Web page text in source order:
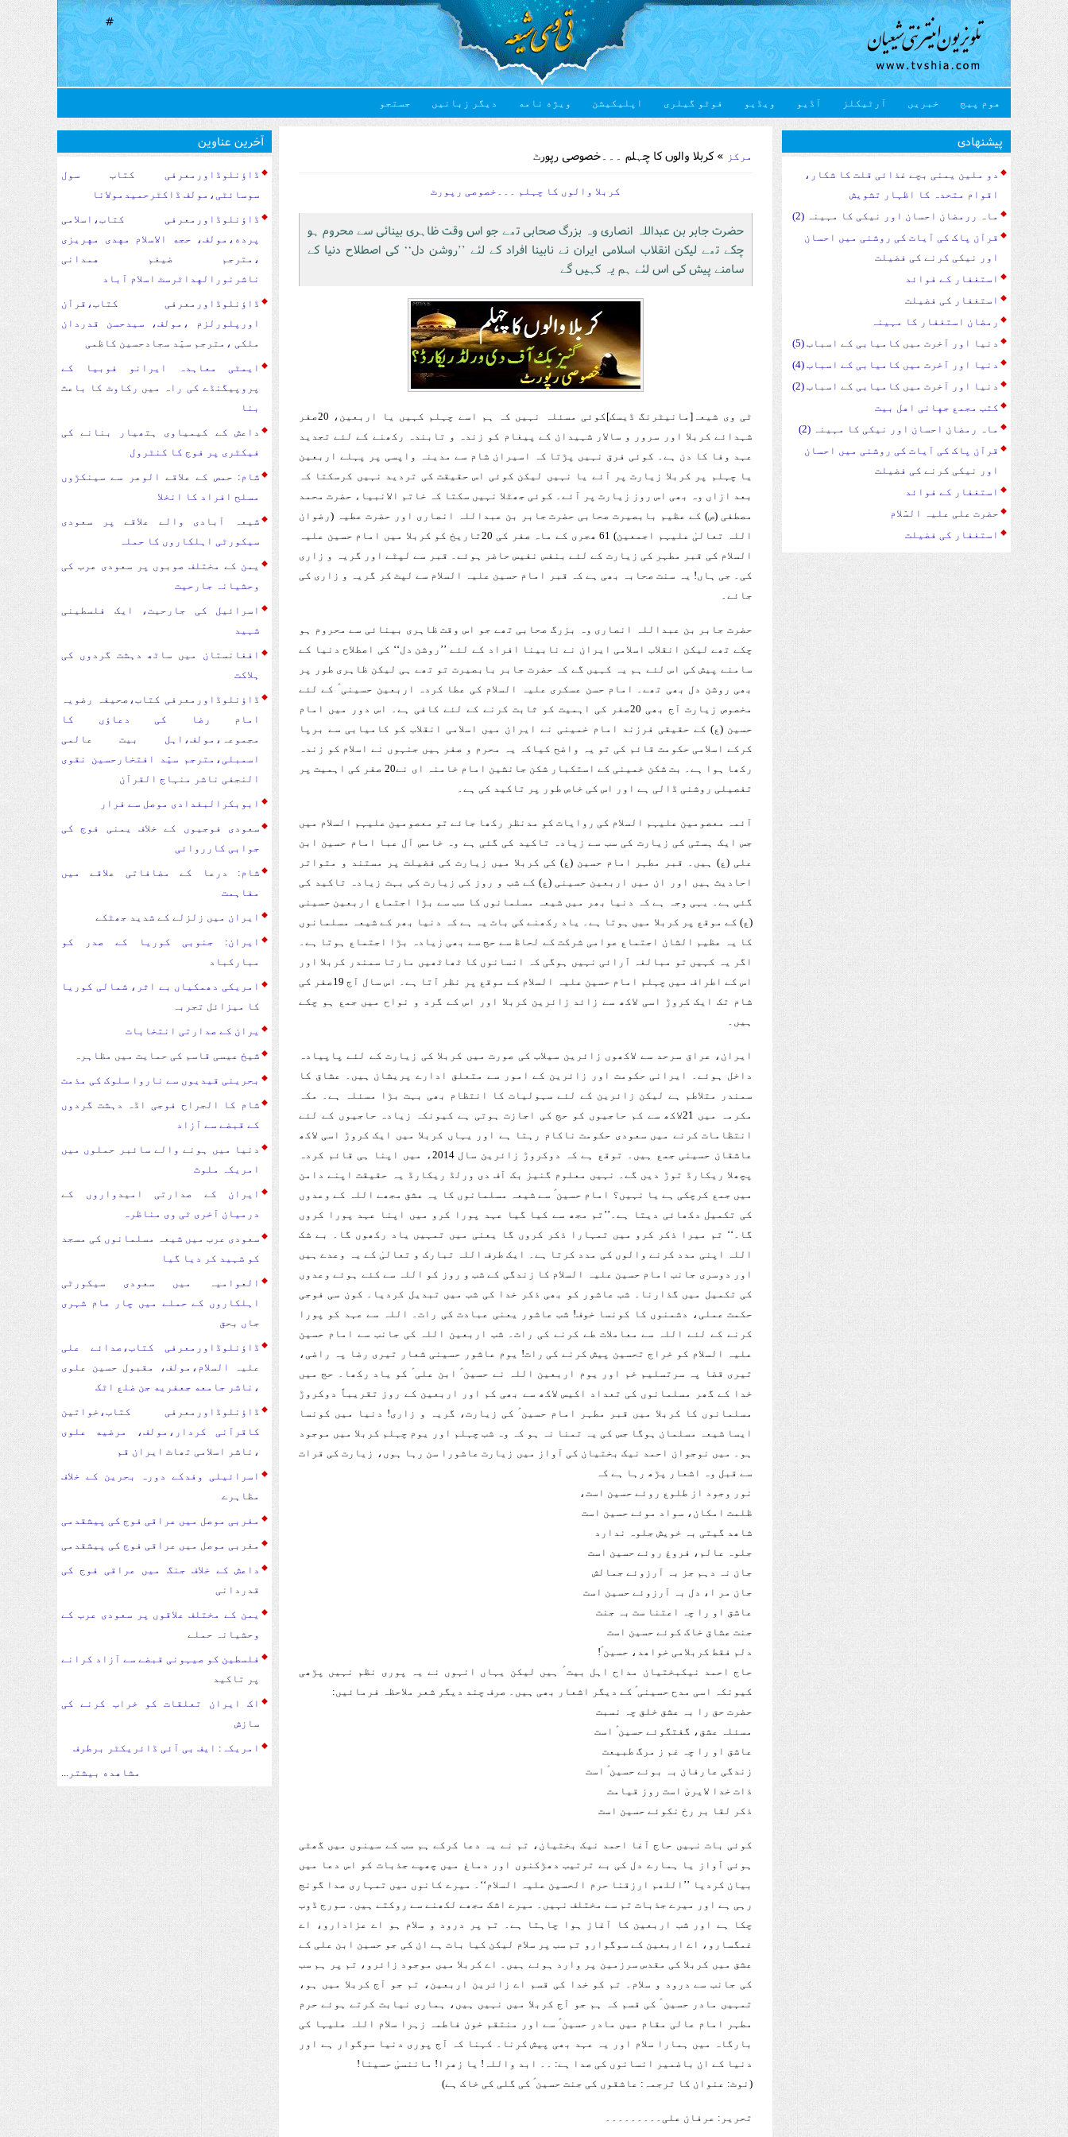
#
هوم پیج خبریں آرٹیکلز آڈیو ویڈیو فوٹو گیلری اپلیکیشن ویژه نامه دیگر زبانیں جستجو
مرکز » کربلا والوں کا چہلم ۔۔۔خصوصی رپورٹ
کربلا والوں کا چہلم ۔۔۔خصوصی رپورٹ
حضرت جابر بن عبداللہ انصاری وہ بزرگ صحابی تھے جو اس وقت ظاہری بینائی سے محروم ہو
چکے تھے لیکن انقلاب اسلامی ایران نے نابینا افراد کے لئے ’’روشن دل‘‘ کی اصطلاح دنیا کے
سامنے پیش کی اس لئے ہم یہ کہیں گے
ٹی وی شیعہ[مانیٹرنگ ڈیسک]کوئی مسئلہ نہیں کہ ہم اسے چہلم کہیں یا اربعین، 20صفر
شہدائے کربلا اور سرور و سالار شہیدان کے پیغام کو زندہ و تابندہ رکھنے کے لئے تجدید
عہد وفا کا دن ہے۔ کوئی فرق نہیں پڑتا کہ اسیران شام سے مدینہ واپسی پر پہلے اربعین
یا چہلم پر کربلا زیارت پر آئے یا نہیں لیکن کوئی اس حقیقت کی تردید نہیں کرسکتا کہ
بعد ازاں وہ بھی اس روز زیارت پر آئے۔ کوئی جھٹلا نہیں سکتا کہ خاتم الانبیاء حضرت محمد
مصطفی (ص) کے عظیم بابصیرت صحابی حضرت جابر بن عبداللہ انصاری اور حضرت عطیہ (رضوان
اللہ تعالیٰ علیہم اجمعین) 61 ھجری کے ماہ صفر کی 20تاریخ کو کربلا میں امام حسین علیہ
السلام کی قبر مطہر کی زیارت کے لئے بنفس نفیس حاضر ہوئے۔ قبر سے لپٹے اور گریہ و زاری
کی۔ جی ہاں! یہ سنت صحابہ بھی ہے کہ قبر امام حسین علیہ السلام سے لپٹ کر گریہ و زاری کی
جائے۔
حضرت جابر بن عبداللہ انصاری وہ بزرگ صحابی تھے جو اس وقت ظاہری بینائی سے محروم ہو
چکے تھے لیکن انقلاب اسلامی ایران نے نابینا افراد کے لئے ’’روشن دل‘‘ کی اصطلاح دنیا کے
سامنے پیش کی اس لئے ہم یہ کہیں گے کہ حضرت جابر بابصیرت تو تھے ہی لیکن ظاہری طور پر
بھی روشن دل بھی تھے۔ امام حسن عسکری علیہ السلام کی عطا کردہ اربعین حسینی ؑ کے لئے
مخصوص زیارت آج بھی 20صفر کی اہمیت کو ثابت کرنے کے لئے کافی ہے۔ اس دور میں امام
حسین (ع) کے حقیقی فرزند امام خمینی نے ایران میں اسلامی انقلاب کو کامیابی سے برپا
کرکے اسلامی حکومت قائم کی تو یہ واضح کیاکہ یہ محرم و صفر ہیں جنہوں نے اسلام کو زندہ
رکھا ہوا ہے۔ بت شکن خمینی کے استکبار شکن جانشین امام خامنہ ای نے20 صفر کی اہمیت پر
تفصیلی روشنی ڈالی ہے اور اس کی خاص طور پر تاکید کی ہے۔
آئمہ معصومین علیہم السلام کی روایات کو مدنظر رکھا جائے تو معصومین علیہم السلام میں
جس ایک ہستی کی زیارت کی سب سے زیادہ تاکید کی گئی ہے وہ خامس آل عبا امام حسین ابن
علی (ع) ہیں۔ قبر مطہر امام حسین (ع) کی کربلا میں زیارت کی فضیلت پر مستند و متواتر
احادیث ہیں اور ان میں اربعین حسینی (ع) کے شب و روز کی زیارت کی بہت زیادہ تاکید کی
گئی ہے۔ یہی وجہ ہے کہ دنیا بھر میں شیعہ مسلمانوں کا سب سے بڑا اجتماع اربعین حسینی
(ع) کے موقع پر کربلا میں ہوتا ہے۔ یاد رکھنے کی بات یہ ہے کہ دنیا بھر کے شیعہ مسلمانوں
کا یہ عظیم الشان اجتماع عوامی شرکت کے لحاظ سے حج سے بھی زیادہ بڑا اجتماع ہوتا ہے۔
اگر یہ کہیں تو مبالغہ آرائی نہیں ہوگی کہ انسانوں کا ٹھاٹھیں مارتا سمندر کربلا اور
اس کے اطراف میں چہلم امام حسین علیہ السلام کے موقع پر نظر آتا ہے۔ اس سال آج 19صفر کی
شام تک ایک کروڑ اسی لاکھ سے زائد زائرین کربلا اور اس کے گرد و نواح میں جمع ہو چکے
ہیں۔
ایران، عراق سرحد سے لاکھوں زائرین سیلاب کی صورت میں کربلا کی زیارت کے لئے پاپیادہ
داخل ہوئے۔ ایرانی حکومت اور زائرین کے امور سے متعلق ادارے پریشان ہیں۔ عشاق کا
سمندر متلاطم ہے لیکن زائرین کے لئے سہولیات کا انتظام بھی بہت بڑا مسئلہ ہے۔ مکہ
مکرمہ میں 21لاکھ سے کم حاجیوں کو حج کی اجازت ہوتی ہے کیونکہ زیادہ حاجیوں کے لئے
انتظامات کرنے میں سعودی حکومت ناکام رہتا ہے اور یہاں کربلا میں ایک کروڑ اسی لاکھ
عاشقان حسینی جمع ہیں۔ توقع ہے کہ دوکروڑ زائرین سال 2014ء میں اپنا ہی قائم کردہ
پچھلا ریکارڈ توڑ دیں گے۔ نہیں معلوم گنیز بک آف دی ورلڈ ریکارڈ یہ حقیقت اپنے دامن
میں جمع کرچکی ہے یا نہیں؟ امام حسین ؑ سے شیعہ مسلمانوں کا یہ عشق مجھے اللہ کے وعدوں
کی تکمیل دکھائی دیتا ہے۔’’تم مجھ سے کیا گیا عہد پورا کرو میں اپنا عہد پورا کروں
گا۔‘‘ تم میرا ذکر کرو میں تمہارا ذکر کروں گا یعنی میں تمہیں یاد رکھوں گا۔ بے شک
اللہ اپنی مدد کرنے والوں کی مدد کرتا ہے۔ ایک طرف اللہ تبارک و تعالیٰ کے یہ وعدے ہیں
اور دوسری جانب امام حسین علیہ السلام کا زندگی کے شب و روز کو اللہ سے کئے ہوئے وعدوں
کی تکمیل میں گذارنا۔ شب عاشور کو بھی ذکر خدا کی شب میں تبدیل کردیا۔ کون سی فوجی
حکمت عملی، دشمنوں کا کونسا خوف! شب عاشور یعنی عبادت کی رات۔ اللہ سے عہد کو پورا
کرنے کے لئے اللہ سے معاملات طے کرنے کی رات۔ شب اربعین اللہ کی جانب سے امام حسین
علیہ السلام کو خراج تحسین پیش کرنے کی رات! یوم عاشور حسینی شعار تیری رضا پہ راضی،
تیری قضا پہ سرتسلیم خم اور یوم اربعین اللہ نے حسین ؑ ابن علی ؑ کو یاد رکھا۔ حج میں
خدا کے گھر مسلمانوں کی تعداد اکیس لاکھ سے بھی کم اور اربعین کے روز تقریباً دوکروڑ
مسلمانوں کا کربلا میں قبر مطہر امام حسین ؑ کی زیارت، گریہ و زاری! دنیا میں کونسا
ایسا شیعہ مسلمان ہوگا جس کی یہ تمنا نہ ہو کہ وہ شب چہلم اور یوم چہلم کربلا میں موجود
ہو۔ میں نوجوان احمد نیک بختیان کی آواز میں زیارت عاشورا سن رہا ہوں، زیارت کی قرات
سے قبل وہ اشعار پڑھ رہا ہے کہ
نور وجود از طلوع روئے حسین است،
ظلمت امکان، سواد موئے حسین است
شاھد گیتی بہ خویش جلوہ ندارد
جلوہ عالم، فروغ روئے حسین است
جان نہ دہم جز بہ آرزوئے جمالش
جان مر ا، دل بہ آرزوئے حسین است
عاشق او را چہ اعتنا ست بہ جنت
جنت عشاق خاک کوئے حسین است
دلم فقط کربلامی خواھد، حسین ؑ!
حاج احمد نیکبختیان مداح اہل بیت ؑ ہیں لیکن یہاں انہوں نے یہ پوری نظم نہیں پڑھی
کیونکہ اسی مدح حسینی ؑ کے دیگر اشعار بھی ہیں۔ صرف چند دیگر شعر ملاحظہ فرمائیں:
حضرت حق را بہ عشق خلق چہ نسبت
مسئلہ عشق، گفتگوئے حسین ؑ است
عاشق او را چہ غم ز مرگ طبیعت
زندگی عارفان بہ بوئے حسین ؑ است
ذات خدا لایریٰ است روز قیامت
ذکر لقا بر رخ نکوئے حسین است
کوئی بات نہیں حاج آغا احمد نیک بختیان، تم نے یہ دعا کرکے ہم سب کے سینوں میں گھٹی
ہوئی آواز یا ہمارے دل کی بے ترتیب دھڑکنوں اور دماغ میں چھپے جذبات کو اس دعا میں
بیان کردیا ’’اللھم ارزقنا حرم الحسین علیہ السلام‘‘۔ میرے کانوں میں تمہاری صدا گونج
رہی ہے اور میرے جذبات تم سے مختلف نہیں۔ میرے اشک مجھے لکھنے سے روکتے ہیں۔ سورج ڈوب
چکا ہے اور شب اربعین کا آغاز ہوا چاہتا ہے۔ تم پر درود و سلام ہو اے عزادارو، اے
غمگسارو، اے اربعین کے سوگوارو تم سب پر سلام لیکن کیا بات ہے ان کی جو حسین ابن علی کے
عشق میں کربلا کی مقدس سرزمین پر وارد ہوئے ہیں۔ اے کربلا میں موجود زائرو، تم پر ہم سب
کی جانب سے درود و سلام۔ تم کو خدا کی قسم اے زائرین اربعین، تم جو آج کربلا میں ہو،
تمہیں مادر حسین ؑ کی قسم کہ ہم جو آج کربلا میں نہیں ہیں، ہماری نیابت کرتے ہوئے حرم
مطہر امام عالی مقام میں مادر حسین ؑ سے اور منتقم خون فاطمہ زہرا سلام اللہ علیہا کی
بارگاہ میں ہمارا سلام اور یہ عہد بھی پیش کرنا۔ کہنا کہ آج پوری دنیا سوگوار ہے اور
دنیا کے ان باضمیر انسانوں کی صدا ہے: ۔۔ ابد واللہ! یا زھرا! ماننسیٰ حسینا!
(نوٹ: عنوان کا ترجمہ: عاشقوں کی جنت حسین ؑ کی گلی کی خاک ہے)
تحریر: عرفان علی۔۔۔۔۔۔۔۔۔
آخرین عناوین
ڈاؤنلوڈاورمعرفی کتاب سول
سوسا‏‏ئٹی،مولف ڈاکٹرحمیدمولانا
ڈاؤنلوڈاورمعرفی کتاب،اسلامی
پرده،مولف، حجه الاسلام مهدی مهریزی
،مترجم ضیغم همدانی
ناشرنورالهداٹرسٹ اسلام آباد
ڈاؤنلوڈاورمعرفی کتاب،قرآن
اورپلورلزم ،مولف، سیدحسن قدردان
ملکی ،مترجم سیّد سجادحسین کاظمی
ایمٹی معاہدہ ایرانو فوبیا کے
پروپیگنڈے کی راہ میں رکاوٹ کا باعث
بنا
داعش کے کیمیاوی ہتھیار بنانے کی
فیکٹری پر فوج کا کنٹرول
شام: حمص کے علاقے الوعر سے سینکڑوں
مسلح افراد کا انخلا
شیعہ آبادی والے علاقے پر سعودی
سیکورٹی اہلکاروں کا حملہ
یمن کے مختلف صوبوں پر سعودی عرب کی
وحشیانہ جارحیت
اسرائیل کی جارحیت، ایک فلسطینی
شہید
افغانستان میں ساٹھ دہشت گردوں کی
ہلاکت
ڈاؤنلوڈاورمعرفی کتاب،صحیفہ رضویہ
امام رضا کی دعاؤں کا
مجموعہ،مولف،اہل بیت عالمی
اسمبلی،مترجم سیّد افتخارحسین نقوی
النجفی ناشر منہاج القرآن
ابوبکرالبغدادی موصل سے فرار
سعودی فوجیوں کے خلاف یمنی فوج کی
جوابی کارروائی
شام: درعا کے مضافاتی علاقے میں
مفاہمت
ایران میں زلزلے کے شدید جھٹکے
ایران: جنوبی کوریا کے صدر کو
مبارکباد
امریکی دھمکیاں بے اثر، شمالی کوریا
کا میزائل تجربہ
یران کے صدارتی انتخابات
شیخ عیسی قاسم کی حمایت میں مظاہرہ
بحرینی قیدیوں سے ناروا سلوک کی مذمت
شام کا الجراح فوجی اڈہ دہشت گردوں
کے قبضے سے آزاد
دنیا میں ہونے والے سائبر حملوں میں
امریکہ ملوث
ایران کے صدارتی امیدواروں کے
درمیان آخری ٹی وی مناظرہ
سعودی عرب میں شیعہ مسلمانوں کی مسجد
کو شہید کر دیا گیا
العوامیہ میں سعودی سیکورٹی
اہلکاروں کے حملے میں چار عام شہری
جاں بحق
ڈاؤنلوڈاورمعرفی کتاب،صدائے علی
علیہ السلام،مولف، مقبول حسین علوی
،ناشر جامعه جعفریه جن ضلع اٹک
ڈاؤنلوڈاورمعرفی کتاب،خواتین
کاقرآنی کردار،مولف، مرضیه علوی
،ناشر اسلامی تھاٹ ایران قم
اسرائیلی وفدکے دورہ بحرین کے خلاف
مظاہرے
مغربی موصل میں عراقی فوج کی پیشقدمی
مغربی موصل میں عراقی فوج کی پیشقدمی
داعش کے خلاف جنگ میں عراقی فوج کی
قدردانی
یمن کے مختلف علاقوں پر سعودی عرب کے
وحشیانہ حملے
فلسطین کو صیہونی قبضے سے آزاد کرانے
پر تاکید
اک ایران تعلقات کو خراب کرنے کی
سازش
امریکہ: ایف بی آئی ڈائریکٹر برطرف
مشاهده بیشتر...
پیشنهادی
دو ملین یمنی بچے غذائی قلت کا شکار،
اقوام متحدہ کا اظہار تشویش
ماہ ررمضان احسان اور نیکی کا مہینہ (2)
قرآن پاک کی آیات کی روشنی میں احسان
اور نیکی کرنے کی فضیلت
استغفار کے فوائد
استغفار کی فضیلت
رمضان استغفار کا مہینہ
دنیا اور آخرت میں کامیابی کے اسباب (5)
دنیا اور آخرت میں کامیابی کے اسباب (4)
دنیا اور آخرت میں کامیابی کے اسباب (2)
کتب مجمع جهانی اهل بیت
ماہ رمضان احسان اور نیکی کا مہینہ (2)
قرآن پاک کی آیات کی روشنی میں احسان
اور نیکی کرنے کی فضیلت
استغفار کے فوائد
حضرت علی علیہ السّلام
استغفار کی فضیلت